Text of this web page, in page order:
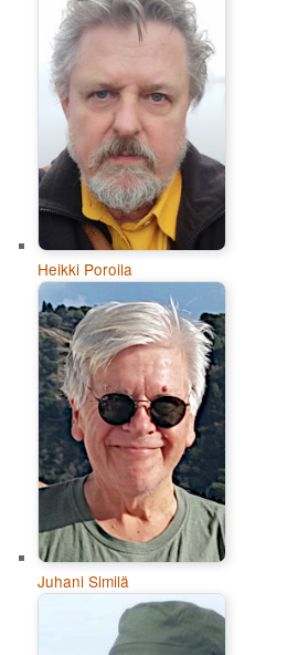
Heikki Poroila
Juhani Similä